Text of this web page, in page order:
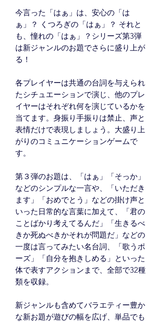
今言った「はぁ」は、安心の「は
ぁ」？ くつろぎの「はぁ」？ それと
も、憧れの「はぁ」？シリーズ第3弾
は新ジャンルのお題でさらに盛り上が
る！
各プレイヤーは共通の台詞を与えられ
たシチュエーションで演じ、他のプレ
イヤーはそれぞれ何を演じているかを
当てます。身振り手振りは禁止、声と
表情だけで表現しましょう。大盛り上
がりのコミュニケーションゲームで
す。
第３弾のお題は、「はぁ」「そっか」
などのシンプルな一言や、「いただき
ます」「おめでとう」などの掛け声と
いった日常的な言葉に加えて、「君の
ことばかり考えてるんだ」「生きるべ
きか死ぬべきかそれが問題だ」などの
一度は言ってみたい名台詞、「歌うポ
ーズ」「自分を抱きしめる」といった
体で表すアクションまで、全部で32種
類を収録。
新ジャンルも含めてバラエティー豊か
な新お題が遊びの幅を広げ、単品でも